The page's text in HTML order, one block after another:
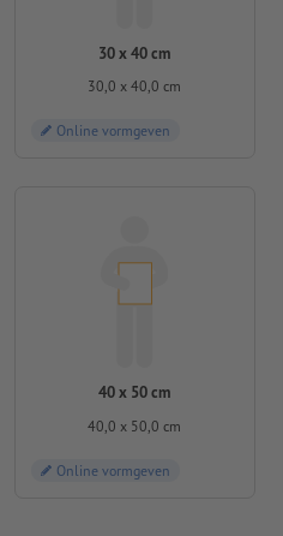
30 x 40 cm
30,0 x 40,0 cm
Online vormgeven
40 x 50 cm
40,0 x 50,0 cm
Online vormgeven